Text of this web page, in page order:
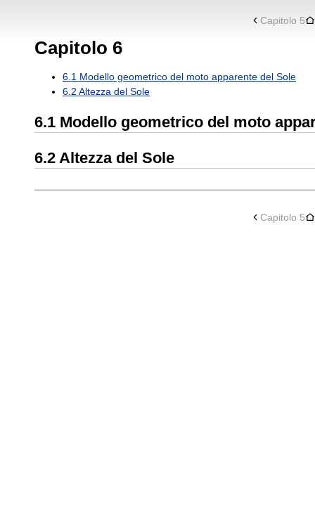
Capitolo 5
Capitolo 6
6.1 Modello geometrico del moto apparente del Sole
6.2 Altezza del Sole
6.1 Modello geometrico del moto
6.2 Altezza del Sole
Capitolo 5